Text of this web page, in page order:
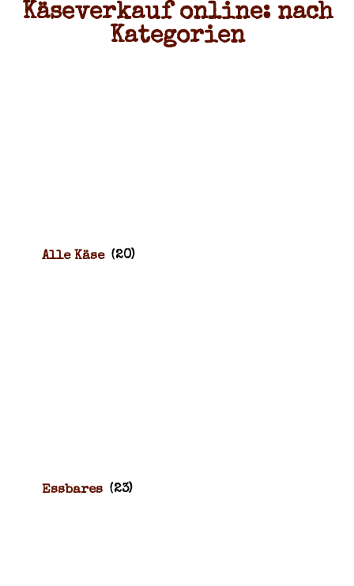
Käseverkauf online: nach
Kategorien
Alle Käse (20)
Essbares (23)